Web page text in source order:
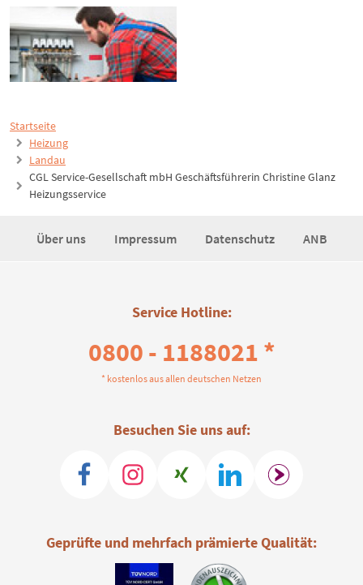
Startseite
Heizung
Landau
CGL Service-Gesellschaft mbH Geschäftsführerin Christine Glanz
Heizungsservice
Über uns Impressum Datenschutz ANB
Service Hotline:
0800 - 1188021 *
* kostenlos aus allen deutschen Netzen
Besuchen Sie uns auf:
Geprüfte und mehrfach prämierte Qualität: